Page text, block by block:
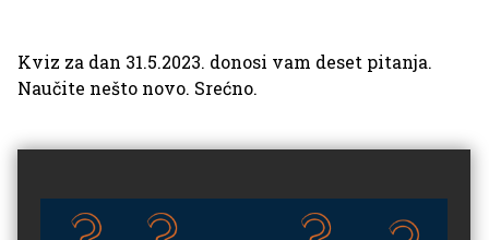
Kviz za dan 31.5.2023. donosi vam deset pitanja.
Naučite nešto novo. Srećno.